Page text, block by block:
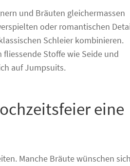
und Bräuten gleichermassen
oder romantischen
Schleier kombinieren.
Stoffe wie Seide und
auf Jumpsuits.
eine
Manche Bräute wünschen